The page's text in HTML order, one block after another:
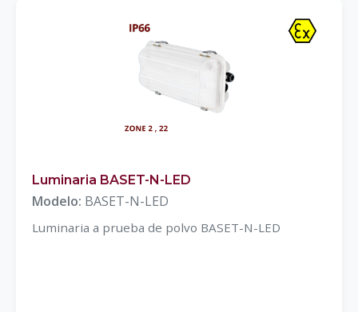
Luminaria BASET-N-LED
Modelo: BASET-N-LED
Luminaria a prueba de polvo BASET-N-LED